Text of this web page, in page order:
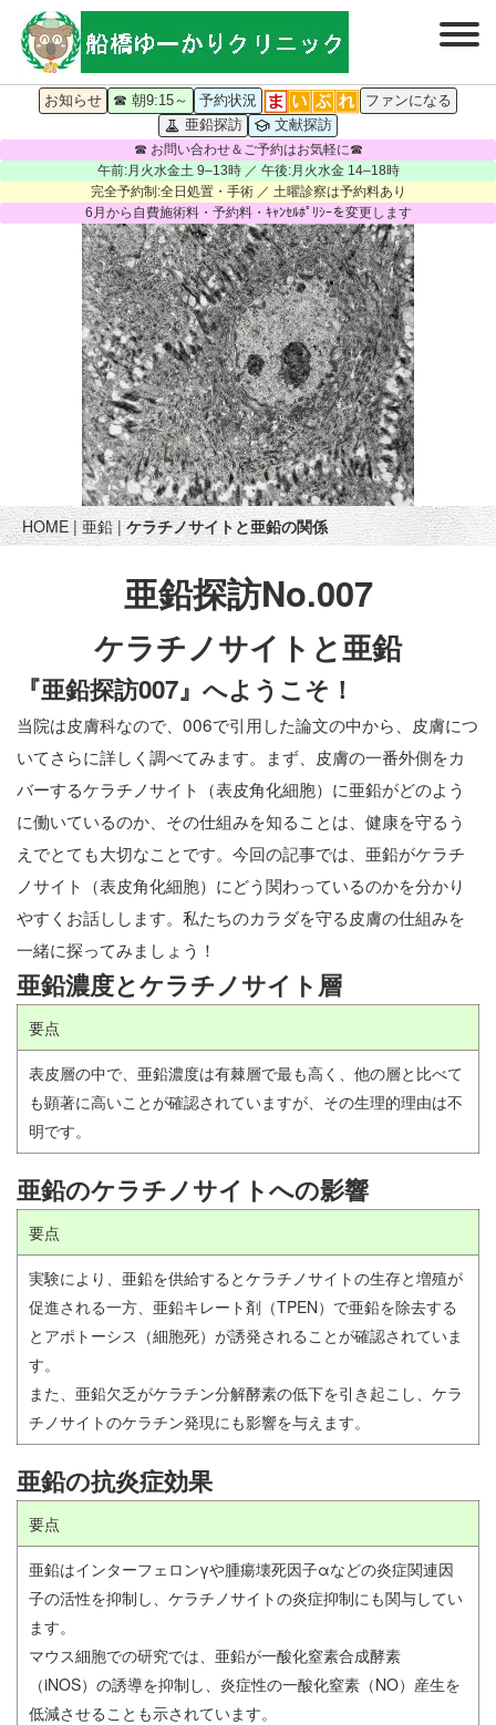
お知らせ ☎ 朝9:15～ 予約状況
ファンになる
亜鉛探訪
文献探訪
☎ お問い合わせ＆ご予約はお気軽に☎
午前:月火水金土 9–13時 ／ 午後:月火水金 14–18時
完全予約制:全日処置・手術 ／ 土曜診察は予約料あり
6月から自費施術料・予約料・ｷｬﾝｾﾙﾎﾟﾘｼｰを変更します
HOME|亜鉛|ケラチノサイトと亜鉛の関係
亜鉛探訪No.007
ケラチノサイトと亜鉛
『亜鉛探訪007』へようこそ！
当院は皮膚科なので、006で引用した論文の中から、皮膚につ
いてさらに詳しく調べてみます。まず、皮膚の一番外側をカ
バーするケラチノサイト（表皮角化細胞）に亜鉛がどのよう
に働いているのか、その仕組みを知ることは、健康を守るう
えでとても大切なことです。今回の記事では、亜鉛がケラチ
ノサイト（表皮角化細胞）にどう関わっているのかを分かり
やすくお話しします。私たちのカラダを守る皮膚の仕組みを
一緒に探ってみましょう！
亜鉛濃度とケラチノサイト層
要点
表皮層の中で、亜鉛濃度は有棘層で最も高く、他の層と比べて
も顕著に高いことが確認されていますが、その生理的理由は不
明です。
亜鉛のケラチノサイトへの影響
要点
実験により、亜鉛を供給するとケラチノサイトの生存と増殖が
促進される一方、亜鉛キレート剤（TPEN）で亜鉛を除去する
とアポトーシス（細胞死）が誘発されることが確認されていま
す。
また、亜鉛欠乏がケラチン分解酵素の低下を引き起こし、ケラ
チノサイトのケラチン発現にも影響を与えます。
亜鉛の抗炎症効果
要点
亜鉛はインターフェロンγや腫瘍壊死因子αなどの炎症関連因
子の活性を抑制し、ケラチノサイトの炎症抑制にも関与してい
ます。
マウス細胞での研究では、亜鉛が一酸化窒素合成酵素
（iNOS）の誘導を抑制し、炎症性の一酸化窒素（NO）産生を
低減させることも示されています。